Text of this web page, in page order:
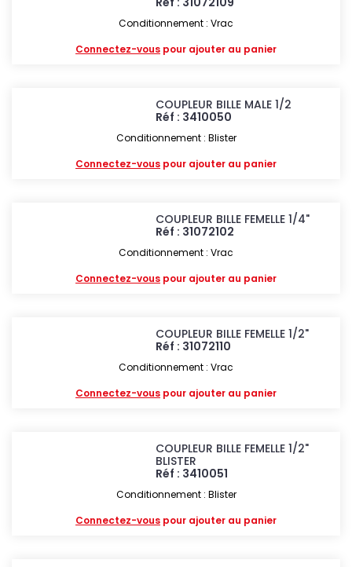
Conditionnement : Vrac
Connectez-vous pour ajouter au panier
COUPLEUR BILLE MALE 1/2
Réf : 3410050
Conditionnement : Blister
Connectez-vous pour ajouter au panier
COUPLEUR BILLE FEMELLE 1/4"
Réf : 31072102
Conditionnement : Vrac
Connectez-vous pour ajouter au panier
COUPLEUR BILLE FEMELLE 1/2"
Réf : 31072110
Conditionnement : Vrac
Connectez-vous pour ajouter au panier
COUPLEUR BILLE FEMELLE 1/2"
BLISTER
Réf : 3410051
Conditionnement : Blister
Connectez-vous pour ajouter au panier